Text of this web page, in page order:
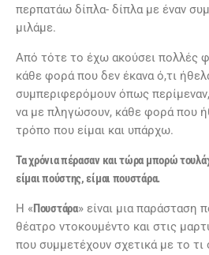
περπατάω δίπλα- δίπλα με έναν
μιλάμε.
Από τότε το έχω ακούσει πολλές
κάθε φορά που δεν έκανα ό,τι
συμπεριφερόμουν όπως
να με πληγώσουν, κάθε φορά που
τρόπο που είμαι και υπάρχω.
Τα χρόνια πέρασαν και τώρα μπορώ
είμαι πούστης, είμαι πουστάρα.
Η « Πουστάρα» είναι μια παράσταση
θέατρο ντοκουμέντο και στις
που συμμετέχουν σχετικά με το τι